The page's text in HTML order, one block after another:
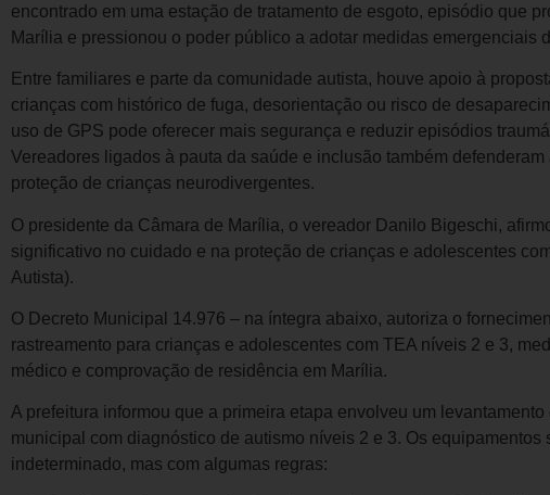
encontrado em uma estação de tratamento de esgoto, episódio que
Marília e pressionou o poder público a adotar medidas emergenciais
Entre familiares e parte da comunidade autista, houve apoio à
crianças com histórico de fuga, desorientação ou risco de
uso de GPS pode oferecer mais segurança e reduzir episódios
Vereadores ligados à pauta da saúde e inclusão também
proteção de crianças neurodivergentes.
O presidente da Câmara de Marília, o vereador Danilo Bigeschi,
significativo no cuidado e na proteção de crianças e adolescentes
Autista).
O Decreto Municipal 14.976 – na íntegra abaixo, autoriza o
rastreamento para crianças e adolescentes com TEA níveis 2 e 3,
médico e comprovação de residência em Marília.
A prefeitura informou que a primeira etapa envolveu um
municipal com diagnóstico de autismo níveis 2 e 3. Os equipamentos
indeterminado, mas com algumas regras: